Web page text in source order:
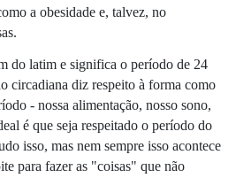
a obesidade e, talvez, no
do latim e significa o período de 24
circadiana diz respeito à forma como
- nossa alimentação, nosso sono,
é que seja respeitado o período do
isso, mas nem sempre isso acontece
para fazer as "coisas" que não